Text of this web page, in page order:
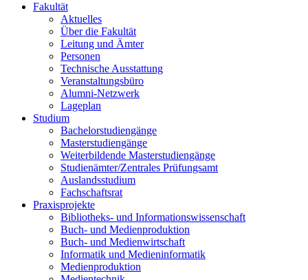
Fakultät
Aktuelles
Über die Fakultät
Leitung und Ämter
Personen
Technische Ausstattung
Veranstaltungsbüro
Alumni-Netzwerk
Lageplan
Studium
Bachelorstudiengänge
Masterstudiengänge
Weiterbildende Masterstudiengänge
Studienämter/Zentrales Prüfungsamt
Auslandsstudium
Fachschaftsrat
Praxisprojekte
Bibliotheks- und Informationswissenschaft
Buch- und Medienproduktion
Buch- und Medienwirtschaft
Informatik und Medieninformatik
Medienproduktion